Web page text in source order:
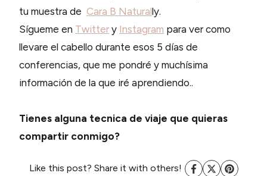
tu muestra de Cara B Naturally.
Sígueme en Twitter y Instagram para ver como
llevare el cabello durante esos 5 días de
conferencias, que me pondré y muchísima
información de la que iré aprendiendo..
Tienes alguna tecnica de viaje que quieras
compartir conmigo?
Like this post? Share it with others!